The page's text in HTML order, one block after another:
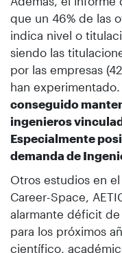
que un 46% de las
indica nivel o
siendo las
por las empresas
han experimentado.
conseguido
ingenieros
Especialmente
demanda de
Otros estudios en
Career-Space,
alarmante déficit
para los próximos
científico,